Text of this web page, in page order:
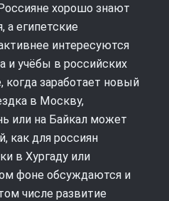
хорошо знают
а египетские
интересуются
и учёбы в российских
когда заработает новый
в Москву,
или на Байкал может
как для россиян
в Хургаду или
фоне обсуждаются и
числе развитие